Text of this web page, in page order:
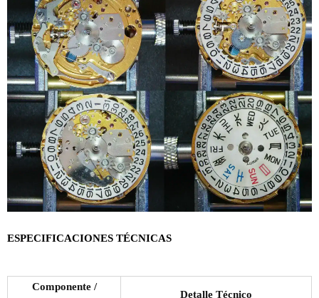
ESPECIFICACIONES TÉCNICAS
Componente /
Detalle Técnico